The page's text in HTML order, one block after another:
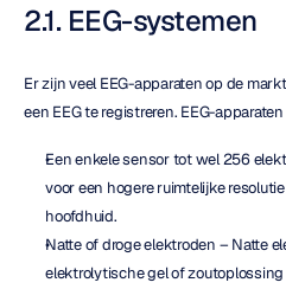
2.1. EEG-systemen
Er zijn veel EEG-apparaten op de
een EEG te registreren. EEG-
Een enkele sensor tot wel 256
voor een hogere ruimtelijke
hoofdhuid.
Natte of droge elektroden – Natte
elektrolytische gel of